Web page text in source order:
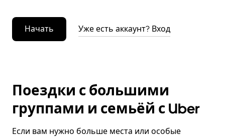
Начать Уже есть аккаунт? Вход
Поездки с большими
группами и семьёй с Uber
Если вам нужно больше места или особые